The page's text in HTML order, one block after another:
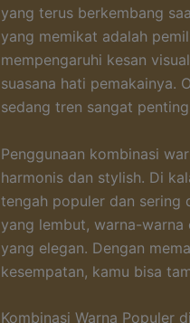
yang terus berkembang
yang memikat adalah
mempengaruhi kesan
suasana hati pemakainya.
sedang tren sangat
Penggunaan kombinasi
harmonis dan stylish. Di
tengah populer dan sering
yang lembut, warna-
yang elegan. Dengan
kesempatan, kamu bisa
Kombinasi Warna Populer